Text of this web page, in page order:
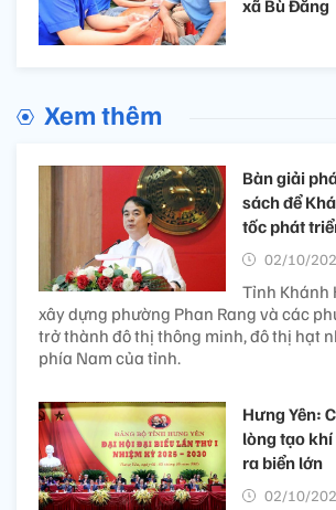
xã Bù Đăng
Xem thêm
Bàn giải
sách để
tốc phát
02/10/
Tỉnh Khánh
xây dựng phường Phan Rang và các
trở thành đô thị thông minh, đô thị hạt
phía Nam của tỉnh.
Hưng Yên:
lòng tạo
ra biển lớn
02/10/